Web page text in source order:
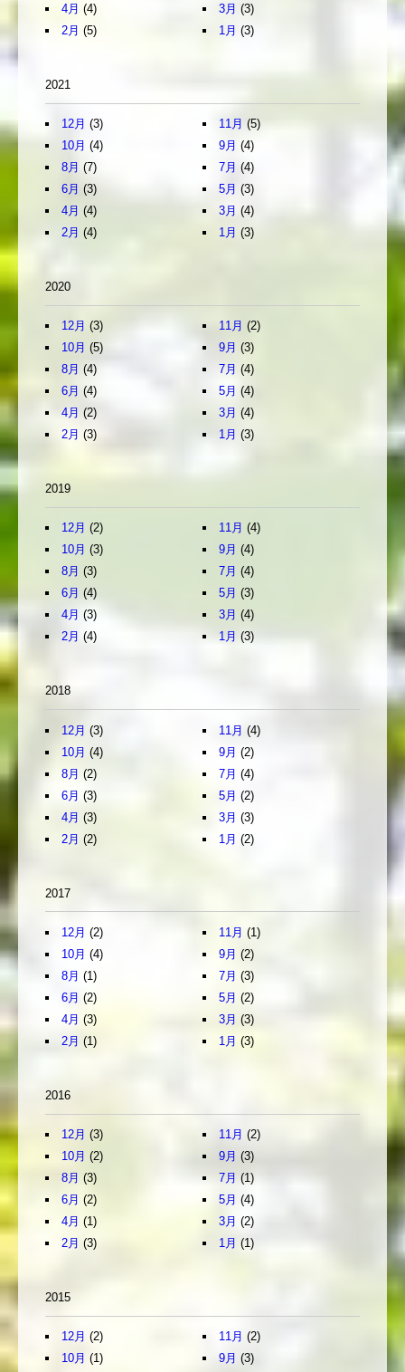
4月 (4) 3月 (3)
2月 (5) 1月 (3)
2021
12月 (3) 11月 (5)
10月 (4) 9月 (4)
8月 (7) 7月 (4)
6月 (3) 5月 (3)
4月 (4) 3月 (4)
2月 (4) 1月 (3)
2020
12月 (3) 11月 (2)
10月 (5) 9月 (3)
8月 (4) 7月 (4)
6月 (4) 5月 (4)
4月 (2) 3月 (4)
2月 (3) 1月 (3)
2019
12月 (2) 11月 (4)
10月 (3) 9月 (4)
8月 (3) 7月 (4)
6月 (4) 5月 (3)
4月 (3) 3月 (4)
2月 (4) 1月 (3)
2018
12月 (3) 11月 (4)
10月 (4) 9月 (2)
8月 (2) 7月 (4)
6月 (3) 5月 (2)
4月 (3) 3月 (3)
2月 (2) 1月 (2)
2017
12月 (2) 11月 (1)
10月 (4) 9月 (2)
8月 (1) 7月 (3)
6月 (2) 5月 (2)
4月 (3) 3月 (3)
2月 (1) 1月 (3)
2016
12月 (3) 11月 (2)
10月 (2) 9月 (3)
8月 (3) 7月 (1)
6月 (2) 5月 (4)
4月 (1) 3月 (2)
2月 (3) 1月 (1)
2015
12月 (2) 11月 (2)
10月 (1) 9月 (3)